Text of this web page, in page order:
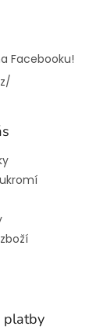
Facebooku!
platby